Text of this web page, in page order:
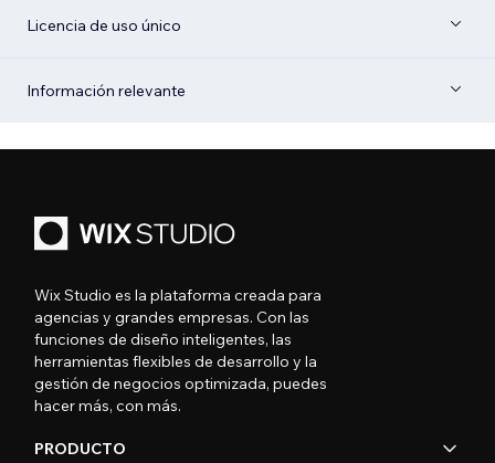
Licencia de uso único
Información relevante
Wix Studio es la plataforma creada para
agencias y grandes empresas. Con las
funciones de diseño inteligentes, las
herramientas flexibles de desarrollo y la
gestión de negocios optimizada, puedes
hacer más, con más.
PRODUCTO